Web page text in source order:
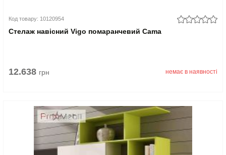
Код товару: 10120954
Стелаж навісний Vigo помаранчевий Cama
12.638 грн немає в наявності